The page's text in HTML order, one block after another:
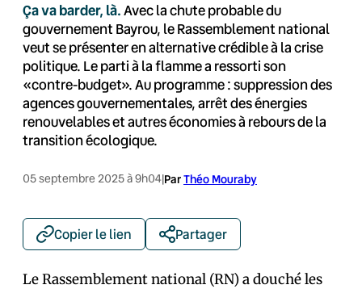
Ça va barder, là.Avec la chute probable du
gouvernement Bayrou, le Rassemblement national
veut se présenter en alternative crédible à la crise
politique. Le parti à la flamme a ressorti son
«contre-budget». Au programme : suppression des
agences gouvernementales, arrêt des énergies
renouvelables et autres économies à rebours de la
transition écologique.
05 septembre 2025 à 9h04|ParThéo Mouraby
Copier le lien Partager
Le Rassemblement national (RN) a douché les